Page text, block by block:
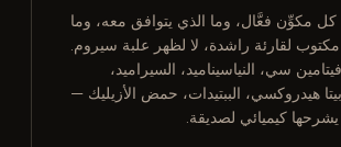
كل مكوِّن فعَّال، وما الذي يتوافق معه، وما
لقارئة راشدة، لا لظهر علبة سيروم.
سي، النياسيناميد، السيراميد،
هيدروكسي، الببتيدات، حمض الأزيليك —
كيميائي لصديقة.